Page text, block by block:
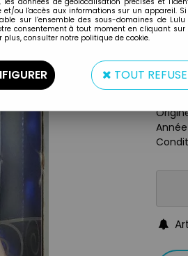
Type
Année
et/ou l'accès aux informations sur un appareil.
sur l’ensemble des sous-domaines de
consentement à tout moment en cliquant
plus, consulter notre politique de cookie.
TOUT